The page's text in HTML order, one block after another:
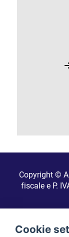
Copyright ©
fiscale e P.
Cookie